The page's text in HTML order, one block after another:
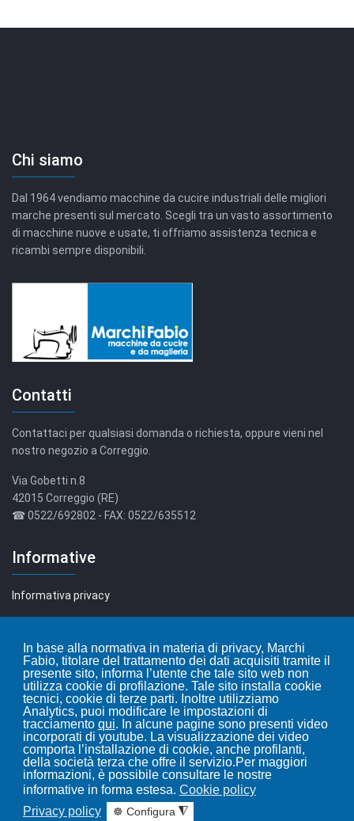
In base alla normativa in materia di privacy, Marchi
Fabio, titolare del trattamento dei dati acquisiti tramite il
presente sito, informa l’utente che tale sito web non
utilizza cookie di profilazione. Tale sito installa cookie
tecnici, cookie di terze parti. Inoltre utilizziamo
Analytics, puoi modificare le impostazioni di
tracciamento qui. In alcune pagine sono presenti video
incorporati di youtube. La visualizzazione dei video
comporta l’installazione di cookie, anche profilanti,
della società terza che offre il servizio.Per maggiori
informazioni, è possibile consultare le nostre
informative in forma estesa. Cookie policy
Privacy policy
☸ Configura ◮
Chi siamo
Dal 1964 vendiamo macchine da cucire industriali delle migliori
marche presenti sul mercato. Scegli tra un vasto assortimento
di macchine nuove e usate, ti offriamo assistenza tecnica e
ricambi sempre disponibili.
Contatti
Contattaci per qualsiasi domanda o richiesta, oppure vieni nel
nostro negozio a Correggio.
Via Gobetti n.8
42015 Correggio (RE)
☎ 0522/692802 - FAX: 0522/635512
Informative
Informativa privacy
Leggi i nostri articoli...
Blog